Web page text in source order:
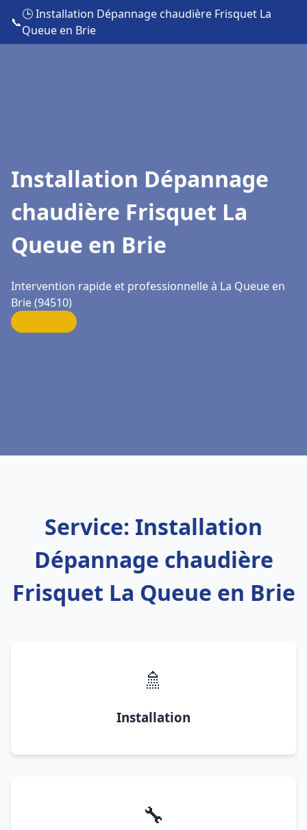
📞
🕒 Installation Dépannage chaudière Frisquet La
Queue en Brie
Installation Dépannage
chaudière Frisquet La
Queue en Brie
Intervention rapide et professionnelle à La Queue en
Brie (94510)
Service: Installation
Dépannage chaudière
Frisquet La Queue en Brie
🚿
Installation
🔧